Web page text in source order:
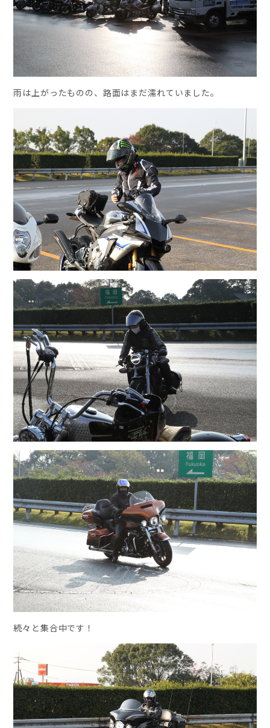
雨は上がったものの、路面はまだ濡れていました。
続々と集合中です！